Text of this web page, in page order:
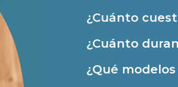
¿Cuánto
¿Cuánto
¿Qué
Reparación de
Asistencia audiológica a
Seguro para